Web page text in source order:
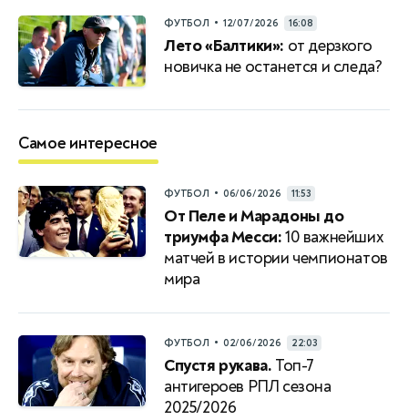
ФУТБОЛ • 12/07/2026 16:08
Лето «Балтики»: от дерзкого
новичка не останется и следа?
Самое интересное
ФУТБОЛ • 06/06/2026 11:53
От Пеле и Марадоны до
триумфа Месси:10 важнейших
матчей в истории чемпионатов
мира
ФУТБОЛ • 02/06/2026 22:03
Спустя рукава. Топ-7
антигероев РПЛ сезона
2025/2026